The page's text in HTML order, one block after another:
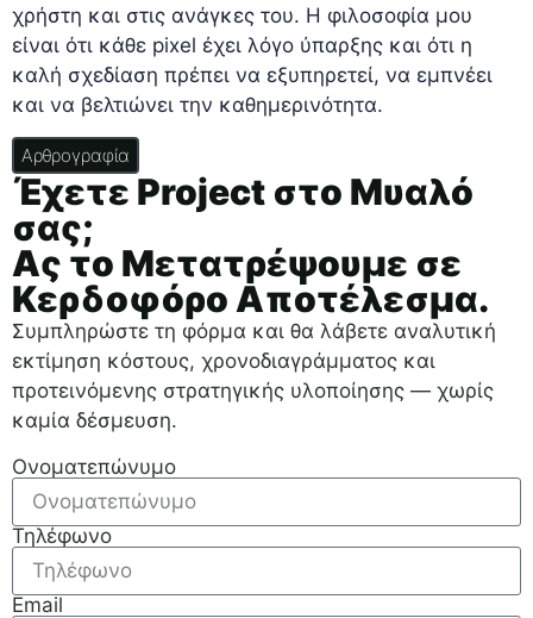
χρήστη και στις ανάγκες του. Η φιλοσοφία μου
είναι ότι κάθε pixel έχει λόγο ύπαρξης και ότι η
καλή σχεδίαση πρέπει να εξυπηρετεί, να εμπνέει
και να βελτιώνει την καθημερινότητα.
Αρθρογραφία
Έχετε Project στο Μυαλό
σας;
Ας το Μετατρέψουμε σε
Κερδοφόρο Αποτέλεσμα.
Συμπληρώστε τη φόρμα και θα λάβετε αναλυτική
εκτίμηση κόστους, χρονοδιαγράμματος και
προτεινόμενης στρατηγικής υλοποίησης — χωρίς
καμία δέσμευση.
Ονοματεπώνυμο
Τηλέφωνο
Email